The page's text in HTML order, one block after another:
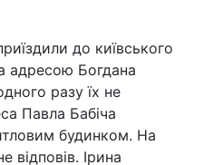
до київського
адресою Богдана
разу їх не
Павла Бабіча
будинком. На
відповів. Ірина